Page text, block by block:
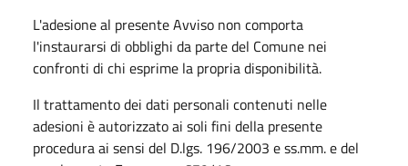
L'adesione al presente Avviso non comporta
l'instaurarsi di obblighi da parte del Comune nei
confronti di chi esprime la propria disponibilità.
Il trattamento dei dati personali contenuti nelle
adesioni è autorizzato ai soli fini della presente
procedura ai sensi del D.lgs. 196/2003 e ss.mm. e del